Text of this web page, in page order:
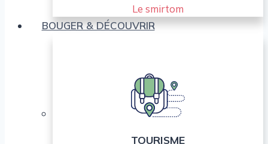
Le smirtom
BOUGER & DÉCOUVRIR
TOURISME